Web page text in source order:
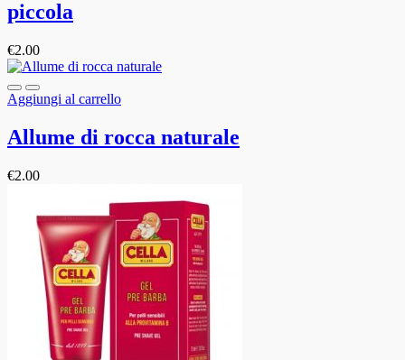
piccola
€2.00
Aggiungi al carrello
Allume di rocca naturale
€2.00